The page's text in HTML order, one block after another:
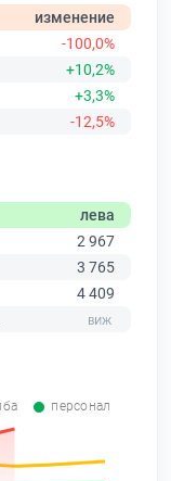
изменение
-100,0%
+10,2%
+3,3%
-12,5%
лева
2 967
3 765
4 409
персонал